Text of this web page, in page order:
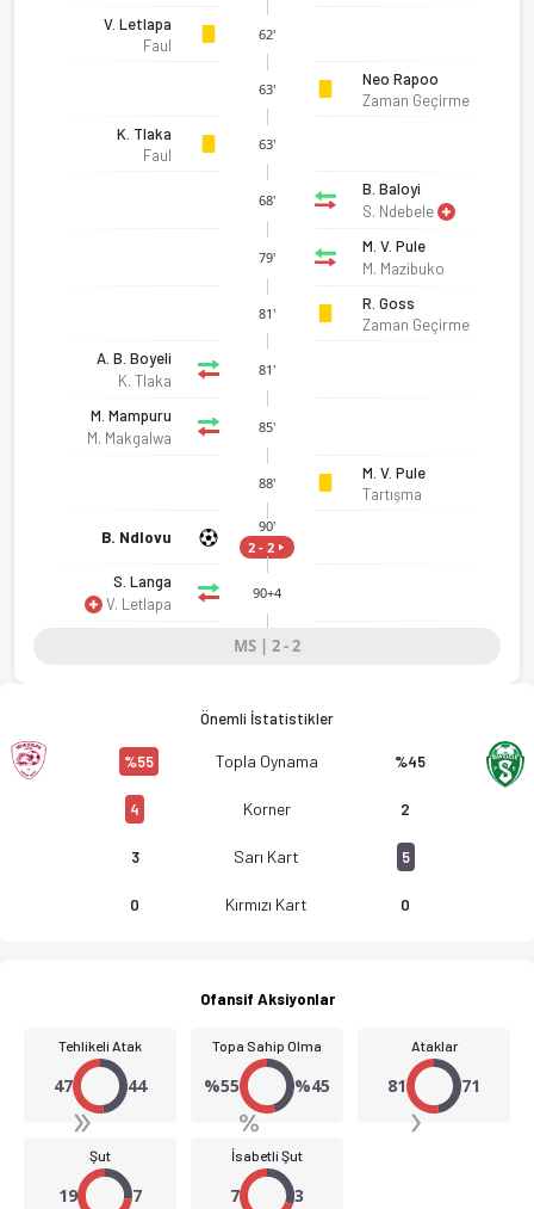
Sekhukhune United - Siwelele FC 2-2 bitti. Gol anları,
V. Letlapa
Faul
62'
63'
Neo Rapoo
Zaman Geçirme
K. Tlaka
Faul
63'
68'
B. Baloyi
S. Ndebele
79'
M. V. Pule
M. Mazibuko
81'
R. Goss
Zaman Geçirme
A. B. Boyeli
K. Tlaka
81'
M. Mampuru
M. Makgalwa
85'
88'
M. V. Pule
Tartışma
B. Ndlovu
90'
2 - 2
S. Langa
V. Letlapa
90+4
MS | 2 - 2
Önemli İstatistikler
%55 Topla Oynama %45
4 Korner 2
3 Sarı Kart 5
0 Kırmızı Kart 0
Ofansif Aksiyonlar
Tehlikeli Atak
47 44
Topa Sahip Olma
%55 %45
Ataklar
81 71
Şut
19 7
İsabetli Şut
7 3